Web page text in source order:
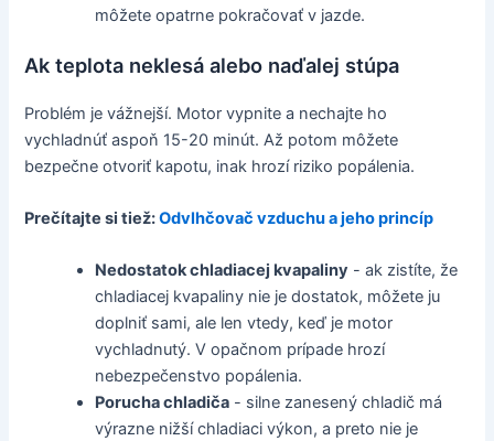
môžete opatrne pokračovať v jazde.
Ak teplota neklesá alebo naďalej stúpa
Problém je vážnejší. Motor vypnite a nechajte ho
vychladnúť aspoň 15-20 minút. Až potom môžete
bezpečne otvoriť kapotu, inak hrozí riziko popálenia.
Prečítajte si tiež:Odvlhčovač vzduchu a jeho princíp
Nedostatok chladiacej kvapaliny - ak zistíte, že
chladiacej kvapaliny nie je dostatok, môžete ju
doplniť sami, ale len vtedy, keď je motor
vychladnutý. V opačnom prípade hrozí
nebezpečenstvo popálenia.
Porucha chladiča - silne zanesený chladič má
výrazne nižší chladiaci výkon, a preto nie je